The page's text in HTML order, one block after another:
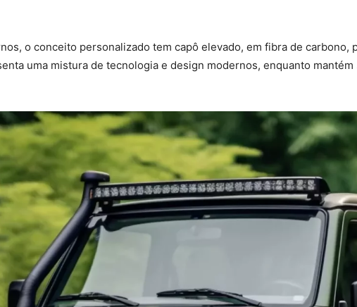
o conceito personalizado tem capô elevado, em fibra de carbono,
uma mistura de tecnologia e design modernos, enquanto